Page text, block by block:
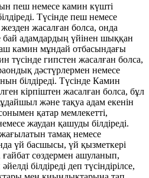
пеш немесе камин күшті
Түсінде пеш немесе
жасалған болса, онда
бай адамдардың үйінен шыққан
камин мұндай отбасындағы
түсінде гипстен жасалған болса,
дәстүрлермен немесе
білдіреді. Түсінде Камин
кірпіштен жасалған болса, бұл
және тақуа адам екенін
қатар мемлекетті,
жаудан қашуды білдіреді.
тамақ немесе
үй басшысы, үй қызметкері
сөздермен ашуланып,
білдіреді деп түсіндірілсе,